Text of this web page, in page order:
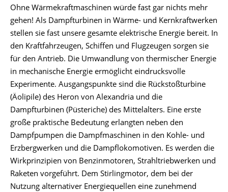
Ohne Wärmekraftmaschinen würde fast gar nichts mehr
gehen! Als Dampfturbinen in Wärme- und Kernkraftwerken
stellen sie fast unsere gesamte elektrische Energie bereit. In
den Kraftfahrzeugen, Schiffen und Flugzeugen sorgen sie
für den Antrieb. Die Umwandlung von thermischer Energie
in mechanische Energie ermöglicht eindrucksvolle
Experimente. Ausgangspunkte sind die Rückstoßturbine
(Äolipile) des Heron von Alexandria und die
Dampfturbinen (Püsteriche) des Mittelalters. Eine erste
große praktische Bedeutung erlangten neben den
Dampfpumpen die Dampfmaschinen in den Kohle- und
Erzbergwerken und die Dampflokomotiven. Es werden die
Wirkprinzipien von Benzinmotoren, Strahltriebwerken und
Raketen vorgeführt. Dem Stirlingmotor, dem bei der
Nutzung alternativer Energiequellen eine zunehmend